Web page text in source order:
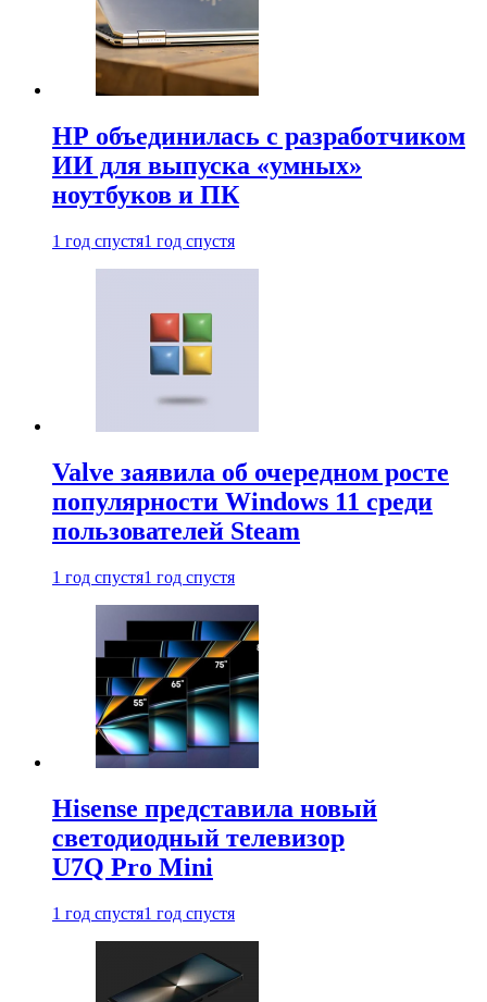
HP объединилась с разработчиком
ИИ для выпуска «умных»
ноутбуков и ПК
1 год спустя1 год спустя
Valve заявила об очередном росте
популярности Windows 11 среди
пользователей Steam
1 год спустя1 год спустя
Hisense представила новый
светодиодный телевизор
U7Q Pro Mini
1 год спустя1 год спустя